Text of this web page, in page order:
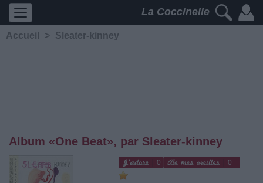
La Coccinelle
Accueil > Sleater-kinney
Album «One Beat», par Sleater-kinney
0 0